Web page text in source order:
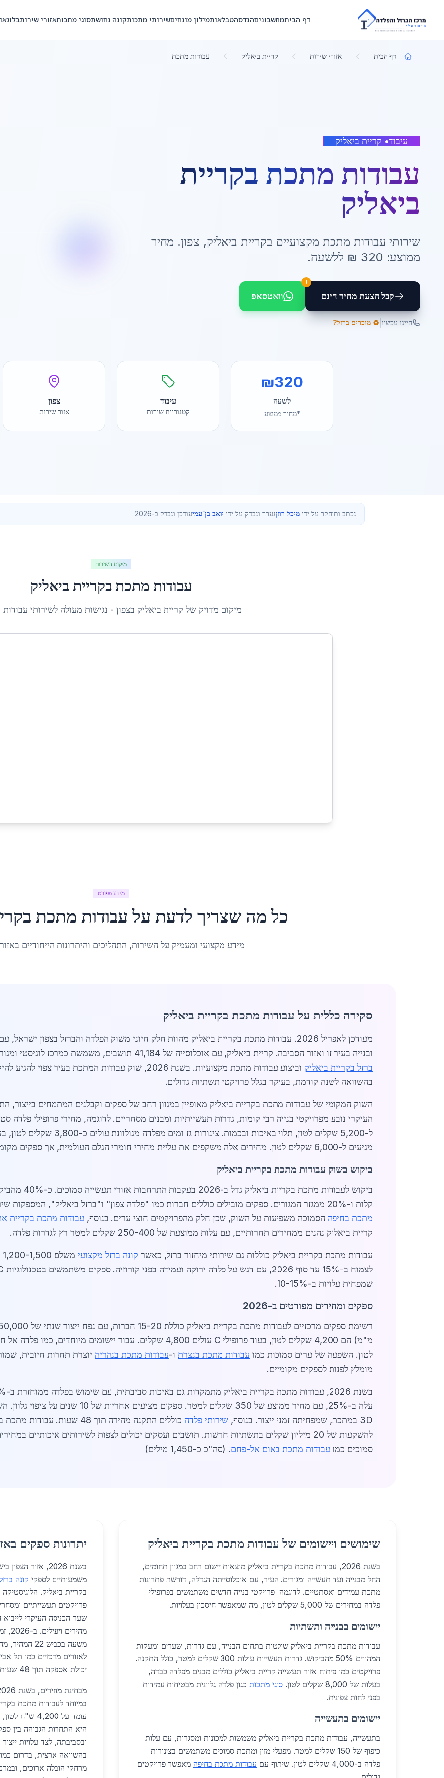
Skip to main content
דף הביתמחשבוניםהנדסהטבלאותמילון מונחיםשירותי מתכותקונה נחושתסוגי מתכותאזורי שירותבלוג
דף הבית אזורי שירות קריית ביאליק עבודות מתכת
עיבוד• קריית ביאליק
עבודות מתכת בקריית
ביאליק
שירותי עבודות מתכת מקצועיים בקריית ביאליק, צפון. מחיר
ממוצע: 320 ₪ ללשעה.
קבל הצעת מחיר חינם
!
וואטסאפ
חייגו עכשיו ♻️ מוכרים ברזל?
₪320
לשעה
*מחיר ממוצע
עיבוד
קטגוריית שירות
צפון
אזור שירות
נכתב ותוחקר על ידי מיכל רוזןנערך ונבדק על ידי יואב בן־עמיעודכן ונבדק ב-2026
מיקום השירות
עבודות מתכת בקריית ביאליק
מיקום מדויק של קריית ביאליק בצפון - נגישות מעולה לשירותי
מידע מפורט
כל מה שצריך לדעת על עבודות מתכת ב
מידע מקצועי ומעמיק על השירות, התהליכים והיתרונות הייחודיים
סקירה כללית על עבודות מתכת בקריית ביאליק
מעודכן לאפריל 2026. עבודות מתכת בקריית ביאליק מהוות חלק חיוני משוק הפלדה והברזל בצפון
ובנייה בעיר זו ואזור הסביבה. קריית ביאליק, עם אוכלוסייה של 41,184 תושבים, משמשת כמרכז לוגיסטי ומגורים, מה שמגביר את הצורך בשירותי
ברזל בקריית ביאליק
בהשוואה לשנה קודמת, בעיקר בגלל פרויקטי תשתיות גדולים.
השוק המקומי של עבודות מתכת בקריית ביאליק מאופיין במגוון רחב של ספקים וקבלנים המתמחים בייצור,
מגיעים ל-6,000 שקלים לטון. מחירים אלה משקפים את עליית מחירי חומרי הגלם העולמית, אך ספקים מקומיים מציעים הנחות על הזמנות גדולות.
ביקוש בשוק עבודות מתכת בקריית ביאליק
קלות ו-20% ממגזר המגורים. ספקים מובילים כוללים חברות כמו "פלדה צפון" ו"ברזל ביאליק", המספקות שירותי חיתוך לייזר, כיפוף והלחמה.
מתכת בחיפה הסמוכה משפיעות על השוק, שכן חלק מהפרויקטים חוצי ערים. בנוסף, עבודות מתכת בקריית
קריית ביאליק נהנים ממחירים תחרותיים, עם עלות ממוצעת של 250-400 שקלים למטר רץ לגדרות פלדה.
עבודות מתכת בקריית ביאליק כוללות גם שירותי מיחזור ברזל, כאשר קונה ברזל מקצועי
שמפחית עלויות ב-10-15%.
ספקים ומחירים מפורטים ב-2026
לטון. השפעה של ערים סמוכות כמו עבודות מתכת בנצרת ו-עבודות מתכת בנהריה יוצרת תחרות חיובית,
מומלץ לפנות לספקים מקומיים.
עלה ב-25%, עם מחיר ממוצע של 350 שקלים למטר.
3D במתכת, שמפחיתה זמני ייצור. בנוסף,
שירותי פלדה
כוללים התקנה מהירה תוך 48
להשקעות של 20 מיליון שקלים בתשתיות חדשות. תושבים ועסקים יכולים לצפות לשירותים איכותיים
סמוכים כמו עבודות מתכת באום אל-פחם. (סה"כ כ-1,450 מילים)
שימושים ויישומים של עבודות מתכת בקריית ביאליק
בשנת 2026, עבודות מתכת בקריית ביאליק מוצאות יישום רחב במגוון תחומים,
החל מבנייה ועד תעשייה ומגורים. העיר, עם אוכלוסייתה הגדלה, דורשת פתרונות
מתכת עמידים ואסתטיים. לדוגמה, פרויקטי בנייה חדשים משתמשים בפרופילי
פלדה במחירים של 5,000 שקלים לטון, מה שמאפשר חיסכון בעלויות.
יישומים בבנייה ותשתיות
עבודות מתכת בקריית ביאליק שולטות בתחום הבנייה, עם גדרות, שערים ומעקות
המהווים 50% מהביקוש. גדרות תעשייות עולות 300 שקלים למטר, כולל התקנה.
פרויקטים כמו פיתוח אזור תעשייה קריית ביאליק כוללים מבנים מפלדה כבדה,
בעלות של 8,000 שקלים לטון.
סוגי מתכות כגון פלדה גלוונית מבטיחות עמידות
בפני לחות צפונית.
יישומים בתעשייה
בתעשייה, עבודות מתכת בקריית ביאליק משמשות למכונות ומסגרות, עם עלות
כיפוף של 150 שקלים למטר. מפעלי מזון ומתכת סמוכים משתמשים בצינורות
פלדה ב-4,000 שקלים לטון. שיתוף עם
עבודות מתכת בחיפה מאפשר פרויקטים
יתרונות ספקים
בשנת 2026, אזור
משמעותיים לספקי קונה
בקריית ביאליק.
פרויקטים תעשייתיים
שער הכניסה העיקרי
לאזורים מרכזיים כמו תל
יכולת אספקה תוך 48 שעות, מה שחיוני לפרויקטים דחופים בבנייה ובתעשייה.
במיוחד לעבודות מתכת
היא התחרות הגבוהה בין
ובסביבתה, לצד עלויות